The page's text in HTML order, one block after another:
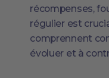
récompenses,
régulier est
comprennent
évoluer et à